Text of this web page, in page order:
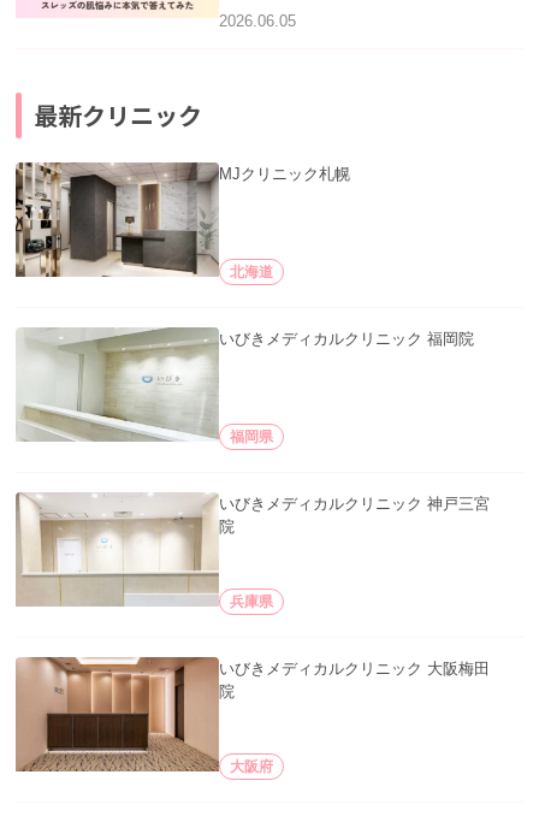
2026.06.05
最新クリニック
MJクリニック札幌
北海道
いびきメディカルクリニック 福岡院
福岡県
いびきメディカルクリニック 神戸三宮
院
兵庫県
いびきメディカルクリニック 大阪梅田
院
大阪府